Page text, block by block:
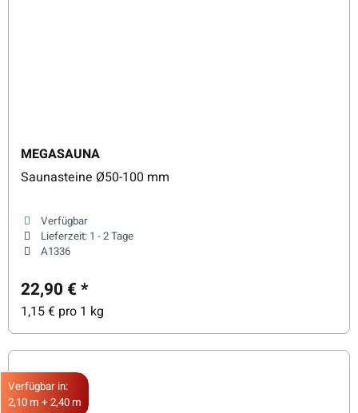
MEGASAUNA
Saunasteine Ø50-100 mm
Verfügbar
Lieferzeit: 1 - 2 Tage
A1336
22,90 €*
1,15 € pro 1 kg
Verfügbar in:
2,10 m + 2,40 m